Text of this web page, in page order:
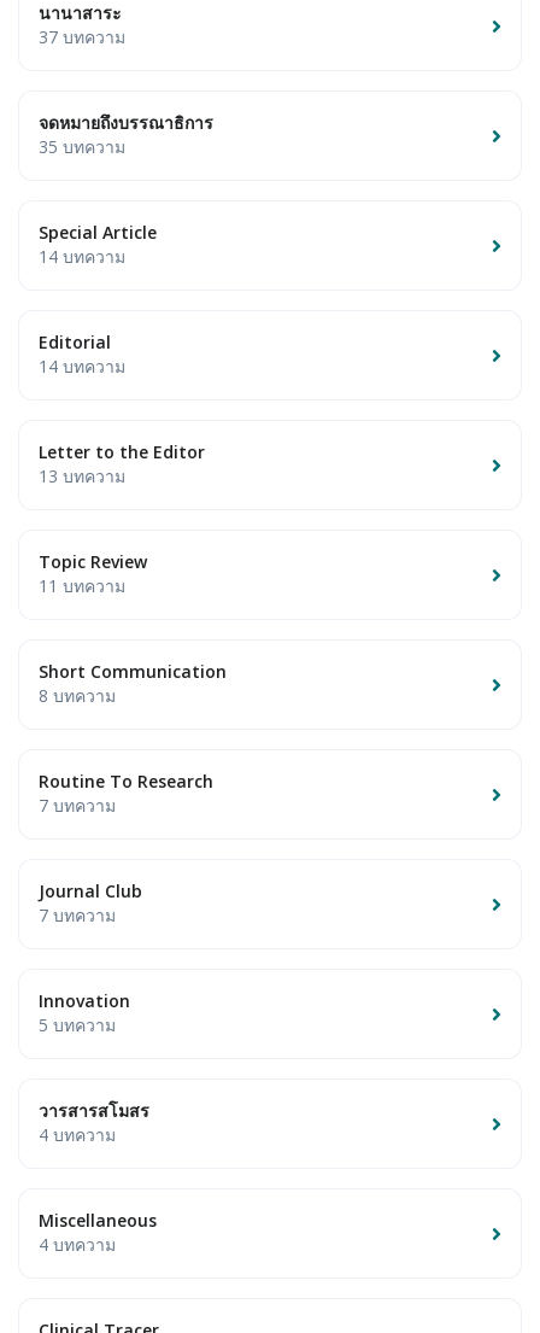
นานาสาระ
37 บทความ
จดหมายถึงบรรณาธิการ
35 บทความ
Special Article
14 บทความ
Editorial
14 บทความ
Letter to the Editor
13 บทความ
Topic Review
11 บทความ
Short Communication
8 บทความ
Routine To Research
7 บทความ
Journal Club
7 บทความ
Innovation
5 บทความ
วารสารสโมสร
4 บทความ
Miscellaneous
4 บทความ